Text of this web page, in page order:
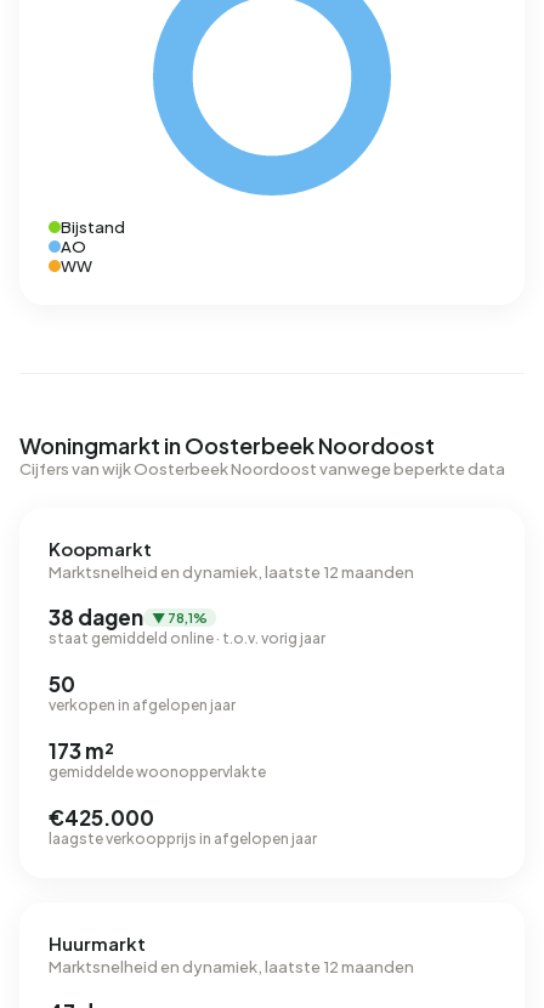
Bijstand
AO
WW
Woningmarkt in Oosterbeek Noordoost
Cijfers van wijk Oosterbeek Noordoost vanwege beperkte data
Koopmarkt
Marktsnelheid en dynamiek, laatste 12 maanden
38 dagen ▼ 78,1%
staat gemiddeld online · t.o.v. vorig jaar
50
verkopen in afgelopen jaar
173 m²
gemiddelde woonoppervlakte
€425.000
laagste verkoopprijs in afgelopen jaar
Huurmarkt
Marktsnelheid en dynamiek, laatste 12 maanden